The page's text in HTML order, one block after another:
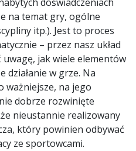
na temat gry, ogólne
itp.). Jest to proces
– przez nasz układ
jak wiele elementów
działanie w grze. Na
ważniejsze, na jego
dobrze rozwinięte
nieustannie realizowany
który powinien odbywać
ze sportowcami.